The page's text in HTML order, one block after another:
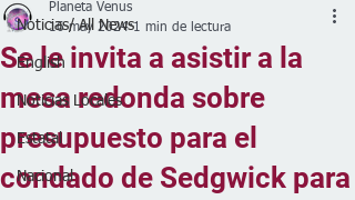
Noticias/ All News
English
Noticias Locales
Estatal
Nacional
Se le invita a asistir a la
mesa redonda sobre
presupuesto para el
condado de Sedgwick para
Planeta Venus
16 may 2024 1 min de lectura